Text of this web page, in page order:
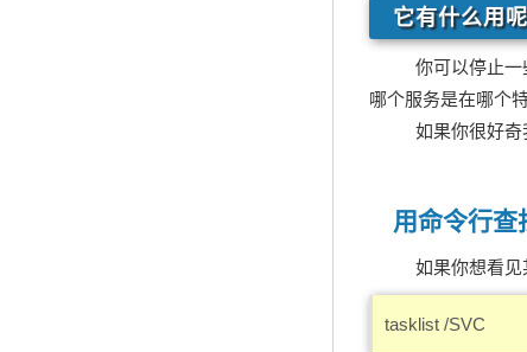
它有什么用
你可以停止一些
哪个服务是在哪个
如果你很好奇我
用命令行查
如果你想看见某
tasklist /SVC